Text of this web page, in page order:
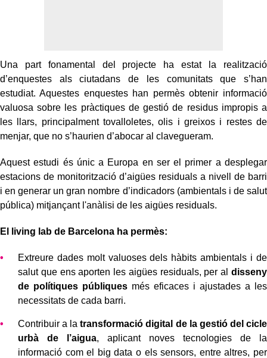
Una part fonamental del projecte ha estat la realització
d’enquestes als ciutadans de les comunitats que s’han
estudiat. Aquestes enquestes han permès obtenir informació
valuosa sobre les pràctiques de gestió de residus impropis a
les llars, principalment tovalloletes, olis i greixos i restes de
menjar, que no s’haurien d’abocar al clavegueram.
Aquest estudi és únic a Europa en ser el primer a desplegar
estacions de monitorització d’aigües residuals a nivell de barri
i en generar un gran nombre d’indicadors (ambientals i de salut
pública) mitjançant l'anàlisi de les aigües residuals.
El living lab de Barcelona ha permès:
Extreure dades molt valuoses dels hàbits ambientals i de
salut que ens aporten les aigües residuals, per al disseny
de polítiques públiquesmés eficaces i ajustades a les
necessitats de cada barri.
Contribuir a latransformació digital de la gestió del cicle
urbà de l’aigua, aplicant noves tecnologies de la
informació com el big data o els sensors, entre altres, per